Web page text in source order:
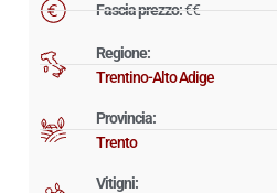
Fascia prezzo:€€
Regione:
Trentino-Alto Adige
Provincia:
Trento
Vitigni: